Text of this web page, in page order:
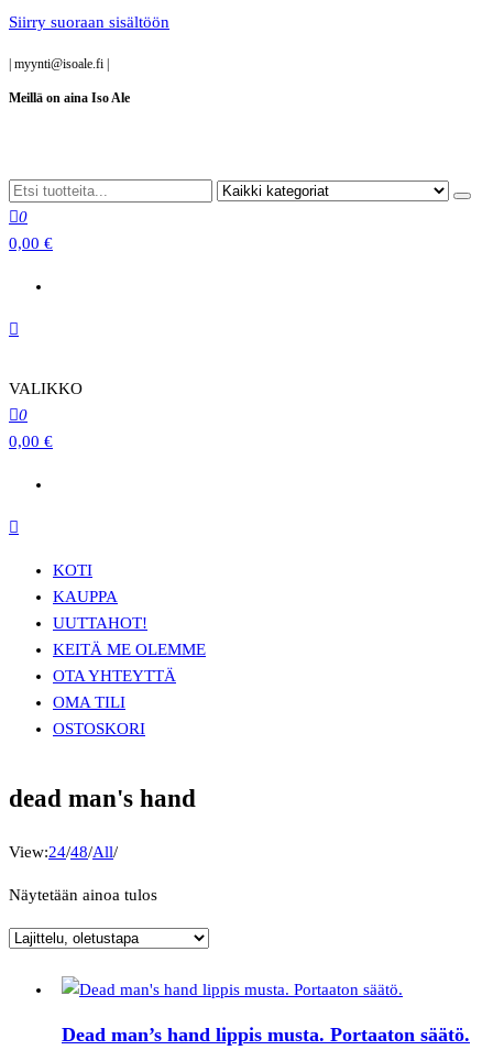
Siirry suoraan sisältöön
myynti@isoale.fi
Meillä on aina Iso Ale
0
0,00 €
VALIKKO
0
0,00 €
KOTI
KAUPPA
UUTTAHOT!
KEITÄ ME OLEMME
OTA YHTEYTTÄ
OMA TILI
OSTOSKORI
dead man's hand
View:24/48/All/
Näytetään ainoa tulos
Dead man’s hand lippis musta. Portaaton säätö.